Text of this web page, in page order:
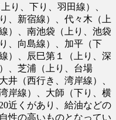
り、下り、羽田線）、
、新宿線）、代々木（上
）、南池袋（上り、池袋
、向島線）、加平（下
）、辰巳第１（上り、深
、芝浦（上り、台場
井（西行き、湾岸線）、
岸線）、大師（下り、横
近くがあり、給油などの
性の高いものとなってい